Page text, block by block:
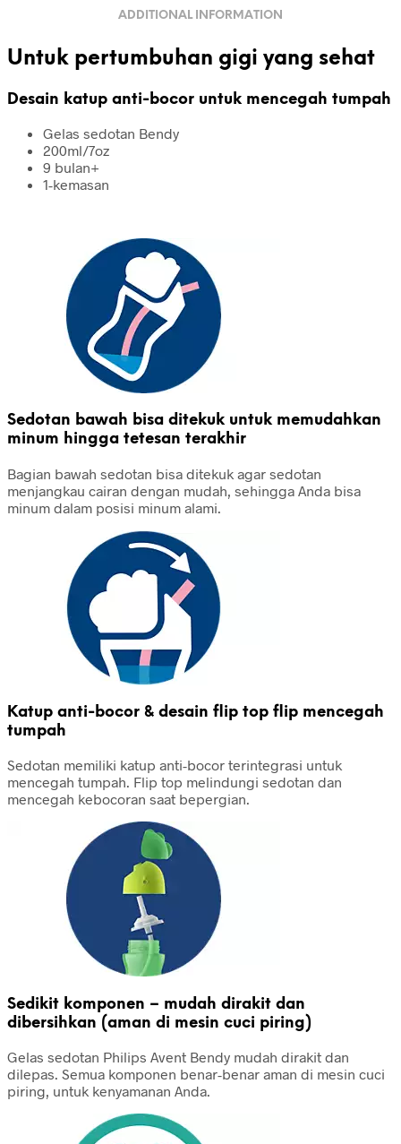
ADDITIONAL INFORMATION
Untuk pertumbuhan gigi yang sehat
Desain katup anti-bocor untuk mencegah tumpah
Gelas sedotan Bendy
200ml/7oz
9 bulan+
1-kemasan
Sedotan bawah bisa ditekuk untuk memudahkan
minum hingga tetesan terakhir
Bagian bawah sedotan bisa ditekuk agar sedotan
menjangkau cairan dengan mudah, sehingga Anda bisa
minum dalam posisi minum alami.
Katup anti-bocor & desain flip top flip mencegah
tumpah
Sedotan memiliki katup anti-bocor terintegrasi untuk
mencegah tumpah. Flip top melindungi sedotan dan
mencegah kebocoran saat bepergian.
Sedikit komponen – mudah dirakit dan
dibersihkan (aman di mesin cuci piring)
Gelas sedotan Philips Avent Bendy mudah dirakit dan
dilepas. Semua komponen benar-benar aman di mesin cuci
piring, untuk kenyamanan Anda.